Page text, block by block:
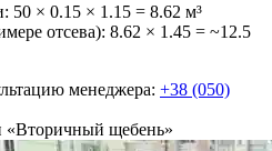
50 × 0.15 × 1.15 = 8.62 м³
отсева): 8.62 × 1.45 = ~12.5
менеджера: +38 (050)
«Вторичный щебень»